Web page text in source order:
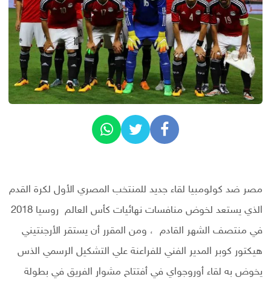
مصر ضد كولومبيا لقاء جديد للمنتخب المصري الأول لكرة القدم
الذي يستعد لخوض منافسات نهائيات كأس العالم روسيا 2018
في منتصف الشهر القادم ، ومن المقرر أن يستقر الأرجنتيني
هيكتور كوبر المدير الفني للفراعنة علي التشكيل الرسمي الذس
يخوض به لقاء أوروجواي في أفتتاح مشوار الفريق في بطولة